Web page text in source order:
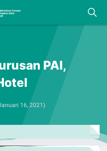
PAI,
16, 2021)